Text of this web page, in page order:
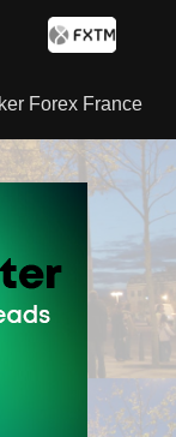
Forex France